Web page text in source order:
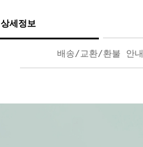
상세정보
배송/교환/환불 안내